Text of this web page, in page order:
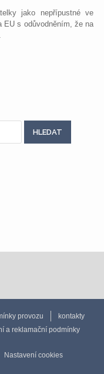
jako nepřípustné ve
EU s odůvodněním, že na
provozu
kontakty
a reklamační podmínky
Nastavení cookies